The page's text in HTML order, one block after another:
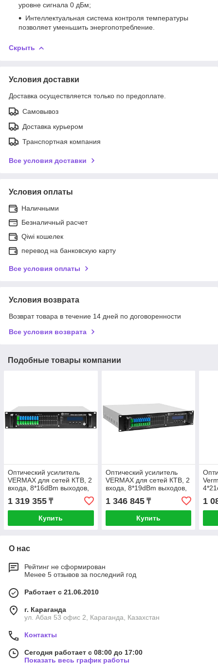
уровне сигнала 0 дБм;
Интеллектуальная система контроля температуры
позволяет уменьшить энергопотребление.
Скрыть
Условия доставки
Доставка осуществляется только по предоплате.
Самовывоз
Доставка курьером
Транспортная компания
Все условия доставки
Условия оплаты
Наличными
Безналичный расчет
Qiwi кошелек
перевод на банковскую карту
Все условия оплаты
Условия возврата
Возврат товара в течение 14 дней по договоренности
Все условия возврата
Подобные товары компании
Оптический усилитель
VERMAX для сетей КТВ, 2
входа, 8*16dBm выходов,
WDM фильтр PON
1 319 355 ₸
Купить
Оптический усилитель
VERMAX для сетей КТВ, 2
входа, 8*19dBm выходов,
WDM фильтр PON
1 346 845₸
Купить
1
О нас
Рейтинг не сформирован
Менее 5 отзывов за последний год
Работает с 21.06.2010
г. Караганда
ул. Абая 53 офис 2, Караганда, Казахстан
Контакты
Сегодня работает с 08:00 до 17:00
Показать весь график работы